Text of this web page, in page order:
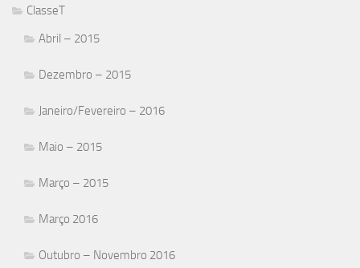
ClasseT
Abril – 2015
Dezembro – 2015
Janeiro/Fevereiro – 2016
Maio – 2015
Março – 2015
Março 2016
Outubro – Novembro 2016